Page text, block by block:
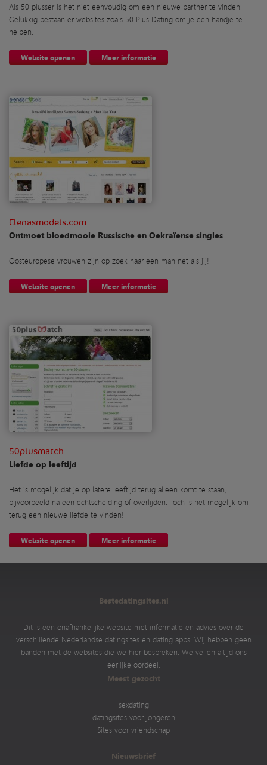
Als 50 plusser is het niet eenvoudig om een nieuwe partner te vinden.
Gelukkig bestaan er websites zoals 50 Plus Dating om je een handje te
helpen.
Website openen Meer informatie
Elenasmodels.com
Ontmoet bloedmooie Russische en Oekraïense singles
Oosteuropese vrouwen zijn op zoek naar een man net als jij!
Website openen Meer informatie
50plusmatch
Liefde op leeftijd
Het is mogelijk dat je op latere leeftijd terug alleen komt te staan,
bijvoorbeeld na een echtscheiding of overlijden. Toch is het mogelijk om
terug een nieuwe liefde te vinden!
Website openen Meer informatie
Bestedatingsites.nl
Dit is een onafhankelijke website met informatie en advies over de
verschillende Nederlandse datingsites en dating apps. Wij hebben geen
banden met de websites die we hier bespreken. We vellen altijd ons
eerlijke oordeel.
Meest gezocht
sexdating
datingsites voor jongeren
Sites voor vriendschap
Nieuwsbrief